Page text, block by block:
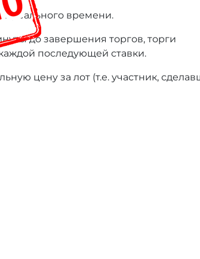
реального времени.
до завершения торгов, торги
последующей ставки.
цену за лот (т.е. участник,